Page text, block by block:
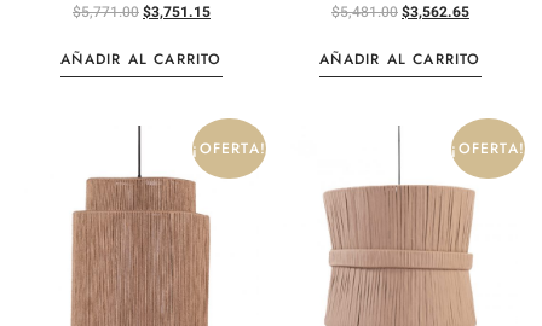
$5,771.00$3,751.15
AÑADIR AL CARRITO
$5,481.00$3,562.65
AÑADIR AL CARRITO
¡OFERTA! ¡OFERTA!